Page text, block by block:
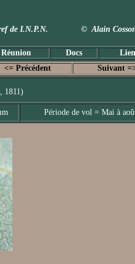
de I.N.P.N. © Alain
Docs
<= Précédent Suivant
1811)
Période de vol = Mai à